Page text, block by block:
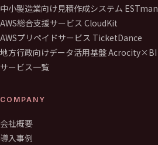
中小製造業向け見積作成システム ESTman
AWS総合支援サービス CloudKit
AWSプリペイドサービス TicketDance
地方行政向けデータ活用基盤 Acrocity×BI
サービス一覧
COMPANY
会社概要
導入事例